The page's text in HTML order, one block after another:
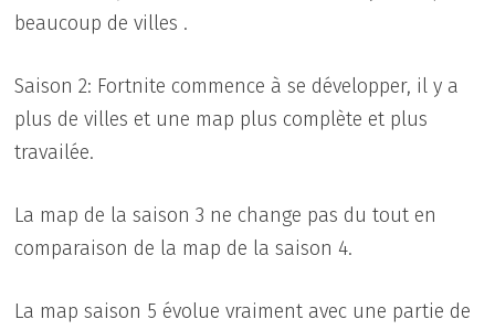
beaucoup de villes .
Saison 2: Fortnite commence à se développer, il y a
plus de villes et une map plus complète et plus
travailée.
La map de la saison 3 ne change pas du tout en
comparaison de la map de la saison 4.
La map saison 5 évolue vraiment avec une partie de